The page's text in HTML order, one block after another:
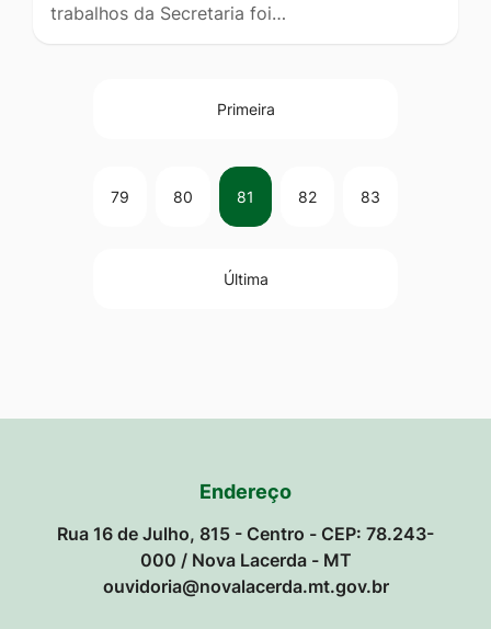
trabalhos da Secretaria foi…
Primeira
79 80 81 82 83
Última
Endereço
Rua 16 de Julho, 815 - Centro - CEP: 78.243-
000 / Nova Lacerda - MT
ouvidoria@novalacerda.mt.gov.br